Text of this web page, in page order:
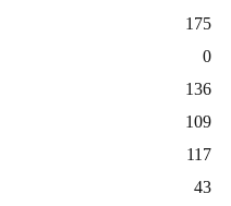
175
0
136
109
117
43